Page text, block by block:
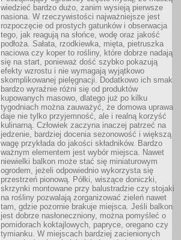
wiedzieć bardzo dużo, zanim wysieją pierwsze
nasiona. W rzeczywistości najważniejsze jest
rozpoczęcie od prostych gatunków i obserwacja
tego, jak reagują na słońce, wodę oraz jakość
podłoża. Sałata, rzodkiewka, mięta, pietruszka
naciowa czy koper to rośliny, które dobrze nadają
się na start, ponieważ dość szybko pokazują
efekty wzrostu i nie wymagają wyjątkowo
skomplikowanej pielęgnacji. Dodatkowo ich smak
bardzo wyraźnie różni się od produktów
kupowanych masowo, dlatego już po kilku
tygodniach można zauważyć, że domowa uprawa
daje nie tylko przyjemność, ale i realną korzyść
kulinarną. Człowiek zaczyna inaczej patrzeć na
jedzenie, bardziej docenia sezonowość i większą
wagę przykłada do jakości składników. Bardzo
ważnym elementem jest wybór miejsca. Nawet
niewielki balkon może stać się miniaturowym
ogrodem, jeżeli odpowiednio wykorzysta się
przestrzeń pionową. Półki, wiszące doniczki,
skrzynki montowane przy balustradzie czy stojaki
na rośliny pozwalają zorganizować zieleń nawet
tam, gdzie pozornie brakuje miejsca. Jeśli balkon
jest dobrze nasłoneczniony, można pomyśleć o
pomidorach koktajlowych, papryce, oregano czy
tymianku. W miejscach bardziej zacienionych